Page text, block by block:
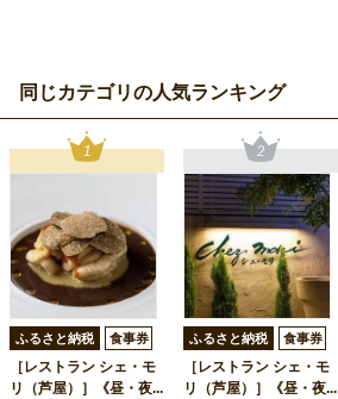
同じカテゴリの人気ランキング
ふるさと納税 食事券
［レストラン シェ・モ
リ（芦屋）］《昼・夜...
ふるさと納税 食事券
［レストラン シェ・モ
リ（芦屋）］《昼・夜...